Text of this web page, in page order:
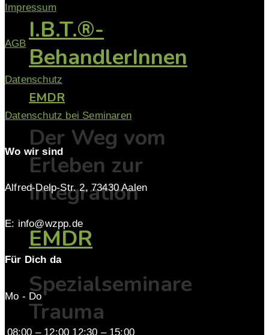
I.B.T.®-
BehandlerInnen
EMDR
Der Weg vom
Erleben zur
Integration
EMDR
Spezialseminare
Trauma
Impressum
AGB
Datenschutz
Datenschutz bei Seminaren
Wo wir sind
Alfred-Delp-Str. 2, 73430 Aalen
E: info@wzpp.de
Für Dich da
Mo - Do
08:00 – 12:00 12:30 – 15:00